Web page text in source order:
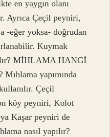
en yaygın olanı
Ayrıca Çeçil peyniri,
-eğer yoksa- doğrudan
Kuymak
MİHLAMA HANGİ
yapımında
Çeçil
köy peyniri, Kolot
Kaşar peyniri de
nasıl yapılır?